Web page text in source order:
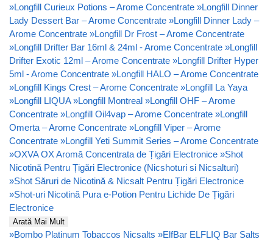
»Longfill Curieux Potions – Arome Concentrate »Longfill Dinner
Lady Dessert Bar – Arome Concentrate »Longfill Dinner Lady –
Arome Concentrate »Longfill Dr Frost – Arome Concentrate
»Longfill Drifter Bar 16ml & 24ml - Arome Concentrate »Longfill
Drifter Exotic 12ml – Arome Concentrate »Longfill Drifter Hyper
5ml - Arome Concentrate »Longfill HALO – Arome Concentrate
»Longfill Kings Crest – Arome Concentrate »Longfill La Yaya
»Longfill LIQUA »Longfill Montreal »Longfill OHF – Arome
Concentrate »Longfill Oil4vap – Arome Concentrate »Longfill
Omerta – Arome Concentrate »Longfill Viper – Arome
Concentrate »Longfill Yeti Summit Series – Arome Concentrate
»OXVA OX Aromă Concentrata de Țigări Electronice »Shot
Nicotină Pentru Țigări Electronice (Nicshoturi si Nicsalturi)
»Shot Săruri de Nicotină & Nicsalt Pentru Țigări Electronice
»Shot-uri Nicotină Pura e-Potion Pentru Lichide De Țigări
Electronice
Arată Mai Mult
»Bombo Platinum Tobaccos Nicsalts »ElfBar ELFLIQ Bar Salts